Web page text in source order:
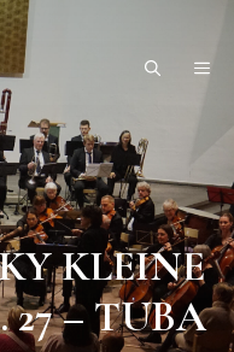
KLEINE
– TUBA